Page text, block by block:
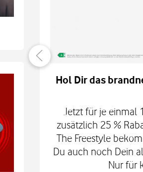
Hol Dir das
Jetzt für je einmal
zusätzlich 25 %
The Freestyle
Du auch noch Dein
Nur für